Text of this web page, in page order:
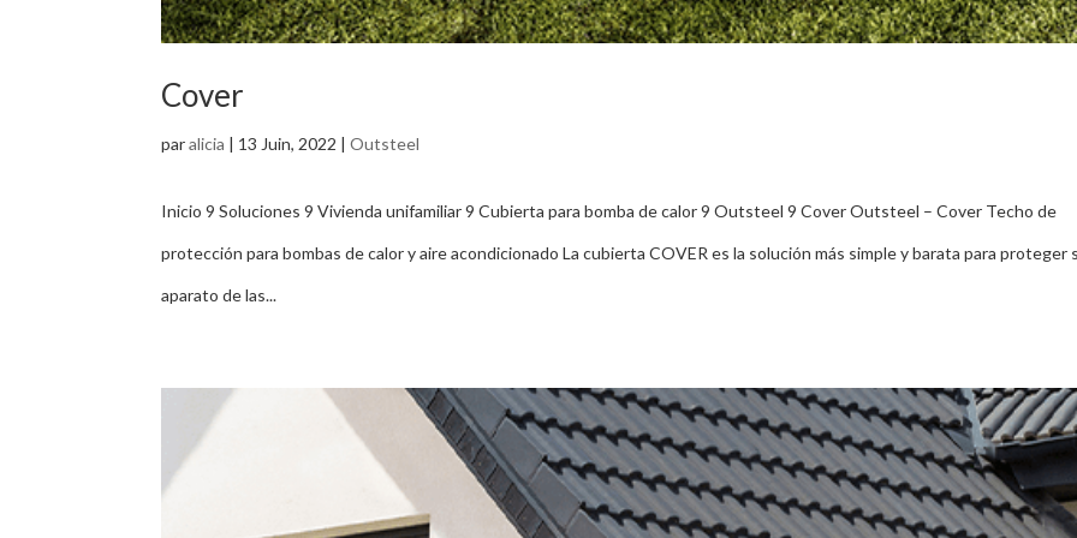
Cover
paralicia | 13 Juin, 2022 |Outsteel
Inicio 9 Soluciones 9 Vivienda unifamiliar 9 Cubierta para bomba de calor 9 Outsteel 9 Cover Outsteel – Cover Techo de
protección para bombas de calor y aire acondicionado La cubierta COVER es la solución más simple y barata para proteger
aparato de las...